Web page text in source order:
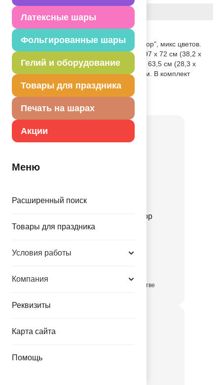
Латексные шары
Фольгированные шары
Гелий и оборудование
Товары для праздника
Печать на шарах
Акции
Меню
Расширенный поиск
Товары для праздника
Условия работы
Компания
Реквизиты
Карта сайта
Помощь
76.000 г
Описание товара
Фольгированный воздушный шар "Трактор", микс цветов.
Размер до надувания приблизительно. 97 x 72 см (38,2 x
28,3''), размер после надувания ок. 72 x 63,5 см (28,3 x
25,0''). Только для накачивания воздухом. В комплект
входит соломинка.
Товар из коллекции
Ф ФИГУРА Экскаватор
нарисованный
в достаточном количестве